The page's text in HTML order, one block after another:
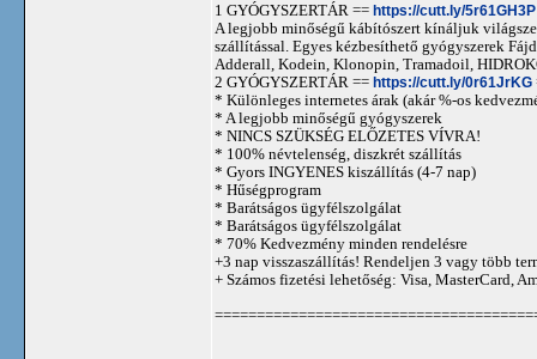
1 GYÓGYSZERTÁR == https://cutt.ly/5r61GH3P
A legjobb minőségű kábítószert kínáljuk
szállítással. Egyes kézbesíthető gyógyszerek
Adderall, Kodein, Klonopin, Tramadoil,
2 GYÓGYSZERTÁR == https://cutt.ly/0r61JrKG
* Különleges internetes árak (akár %-os
* A legjobb minőségű gyógyszerek
* NINCS SZÜKSÉG ELŐZETES VÍVRA!
* 100% névtelenség, diszkrét szállítás
* Gyors INGYENES kiszállítás (4-7 nap)
* Hűségprogram
* Barátságos ügyfélszolgálat
* Barátságos ügyfélszolgálat
* 70% Kedvezmény minden rendelésre
+3 nap visszaszállítás! Rendeljen 3 vagy több
+ Számos fizetési lehetőség: Visa, MasterCard,